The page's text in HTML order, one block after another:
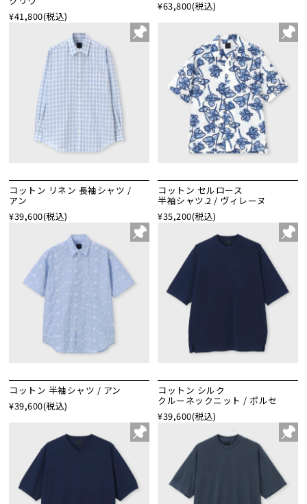
¥41,800(税込)
¥63,800(税込)
コットン リネン 長袖シャツ /
アン
¥39,600(税込)
コットン セルロース
半袖シャツ.2 / ヴィレーヌ
¥35,200(税込)
コットン 半袖シャツ / アン
¥39,600(税込)
コットン シルク
クルーネックニット / ポルセ
¥39,600(税込)